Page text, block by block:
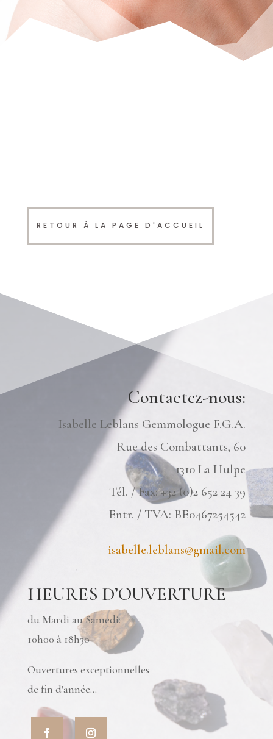
RETOUR À LA PAGE D'ACCUEIL
Contactez-nous:
Isabelle Leblans Gemmologue F.G.A.
Rue des Combattants, 60
1310 La Hulpe
Tél. / Fax: +32 (0)2 652 24 39
Entr. / TVA: BE0467254542
isabelle.leblans@gmail.com
HEURES D’OUVERTURE
du Mardi au Samedi:
10h00 à 18h30
Ouvertures exceptionnelles
de fin d'année...